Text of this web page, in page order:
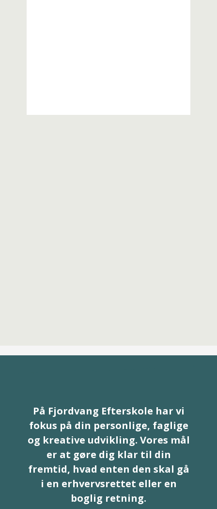
På Fjordvang Efterskole har vi
fokus på din personlige, faglige
og kreative udvikling. Vores mål
er at gøre dig klar til din
fremtid, hvad enten den skal gå
i en erhvervsrettet eller en
boglig retning.